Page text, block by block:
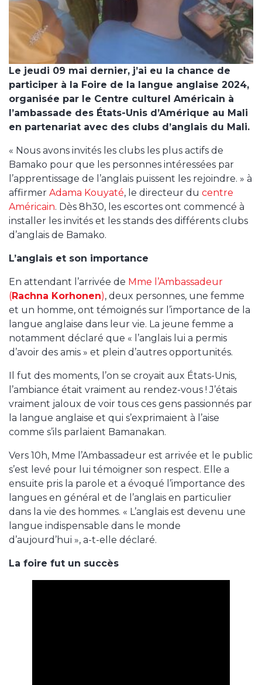
Le jeudi 09 mai dernier, j’ai eu la chance de
participer à la Foire de la langue anglaise 2024,
organisée par le Centre culturel Américain à
l’ambassade des États-Unis d’Amérique au Mali
en partenariat avec des clubs d’anglais du Mali.
« Nous avons invités les clubs les plus actifs de
Bamako pour que les personnes intéressées par
l’apprentissage de l’anglais puissent les rejoindre. » à
affirmer Adama Kouyaté, le directeur du centre
Américain. Dès 8h30, les escortes ont commencé à
installer les invités et les stands des différents clubs
d’anglais de Bamako.
L’anglais et son importance
En attendant l’arrivée de Mme l’Ambassadeur
(Rachna Korhonen), deux personnes, une femme
et un homme, ont témoignés sur l’importance de la
langue anglaise dans leur vie. La jeune femme a
notamment déclaré que « l’anglais lui a permis
d’avoir des amis » et plein d’autres opportunités.
Il fut des moments, l’on se croyait aux États-Unis,
l’ambiance était vraiment au rendez-vous ! J’étais
vraiment jaloux de voir tous ces gens passionnés par
la langue anglaise et qui s’exprimaient à l’aise
comme s’ils parlaient Bamanakan.
Vers 10h, Mme l’Ambassadeur est arrivée et le public
s’est levé pour lui témoigner son respect. Elle a
ensuite pris la parole et a évoqué l’importance des
langues en général et de l’anglais en particulier
dans la vie des hommes. « L’anglais est devenu une
langue indispensable dans le monde
d’aujourd’hui », a-t-elle déclaré.
La foire fut un succès